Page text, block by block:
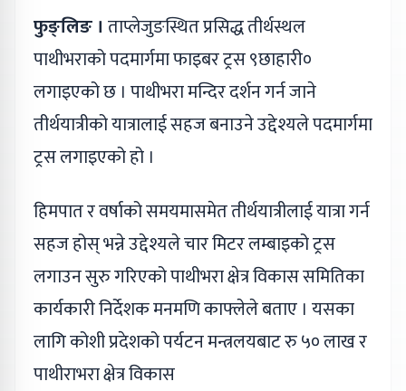
फुङ्लिङ । ताप्लेजुङस्थित प्रसिद्ध तीर्थस्थल
पाथीभराको पदमार्गमा फाइबर ट्रस ९छाहारी०
लगाइएको छ । पाथीभरा मन्दिर दर्शन गर्न जाने
तीर्थयात्रीको यात्रालाई सहज बनाउने उद्देश्यले पदमार्गमा
ट्रस लगाइएको हो ।
हिमपात र वर्षाको समयमासमेत तीर्थयात्रीलाई यात्रा गर्न
सहज होस् भन्ने उद्देश्यले चार मिटर लम्बाइको ट्रस
लगाउन सुरु गरिएको पाथीभरा क्षेत्र विकास समितिका
कार्यकारी निर्देशक मनमणि काफ्लेले बताए । यसका
लागि कोशी प्रदेशको पर्यटन मन्त्रलयबाट रु ५० लाख र
पाथीराभरा क्षेत्र विकास